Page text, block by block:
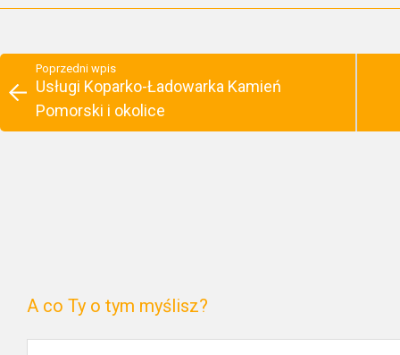
Poprzedni wpis
Usługi Koparko-Ładowarka Kamień
Pomorski i okolice
A co Ty o tym myślisz?